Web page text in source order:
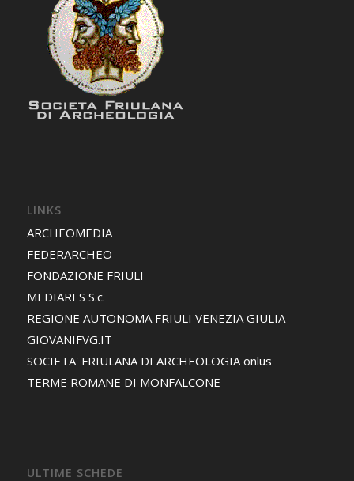
LINKS
ARCHEOMEDIA
FEDERARCHEO
FONDAZIONE FRIULI
MEDIARES S.c.
REGIONE AUTONOMA FRIULI VENEZIA GIULIA –
GIOVANIFVG.IT
SOCIETA' FRIULANA DI ARCHEOLOGIA onlus
TERME ROMANE DI MONFALCONE
ULTIME SCHEDE